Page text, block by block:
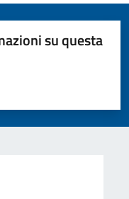
su questa